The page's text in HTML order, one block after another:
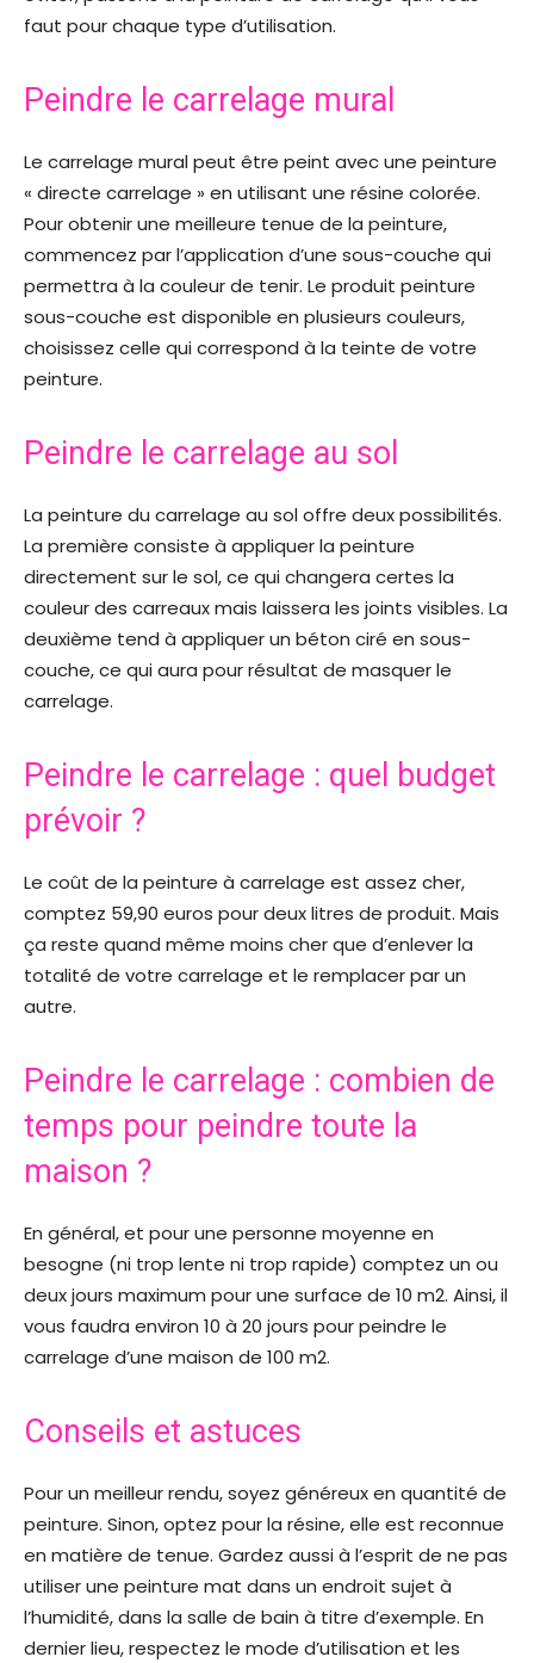
faut pour chaque type d’utilisation.
Peindre le carrelage mural
Le carrelage mural peut être peint avec une peinture
« directe carrelage » en utilisant une résine colorée.
Pour obtenir une meilleure tenue de la peinture,
commencez par l’application d’une sous-couche qui
permettra à la couleur de tenir. Le produit peinture
sous-couche est disponible en plusieurs couleurs,
choisissez celle qui correspond à la teinte de votre
peinture.
Peindre le carrelage au sol
La peinture du carrelage au sol offre deux possibilités.
La première consiste à appliquer la peinture
directement sur le sol, ce qui changera certes la
couleur des carreaux mais laissera les joints visibles. La
deuxième tend à appliquer un béton ciré en sous-
couche, ce qui aura pour résultat de masquer le
carrelage.
Peindre le carrelage : quel budget
prévoir ?
Le coût de la peinture à carrelage est assez cher,
comptez 59,90 euros pour deux litres de produit. Mais
ça reste quand même moins cher que d’enlever la
totalité de votre carrelage et le remplacer par un
autre.
Peindre le carrelage : combien de
temps pour peindre toute la
maison ?
En général, et pour une personne moyenne en
besogne (ni trop lente ni trop rapide) comptez un ou
deux jours maximum pour une surface de 10 m2. Ainsi, il
vous faudra environ 10 à 20 jours pour peindre le
carrelage d’une maison de 100 m2.
Conseils et astuces
Pour un meilleur rendu, soyez généreux en quantité de
peinture. Sinon, optez pour la résine, elle est reconnue
en matière de tenue. Gardez aussi à l’esprit de ne pas
utiliser une peinture mat dans un endroit sujet à
l’humidité, dans la salle de bain à titre d’exemple. En
dernier lieu, respectez le mode d’utilisation et les